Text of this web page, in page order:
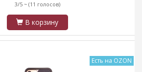
3/5 ~ (11 голосов)
В корзину
Есть на OZON